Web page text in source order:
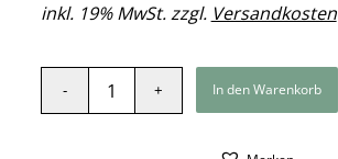
inkl. 19% MwSt. zzgl. Versandkosten
In den Warenkorb